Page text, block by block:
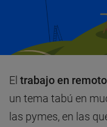
El trabajo en
un tema tabú en
las pymes, en las